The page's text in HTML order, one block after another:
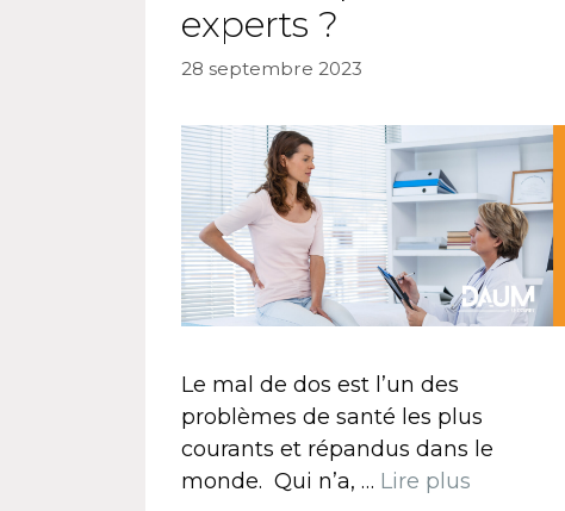
experts ?
28 septembre 2023
Le mal de dos est l’un des
problèmes de santé les plus
courants et répandus dans le
monde. Qui n’a, … Lire plus